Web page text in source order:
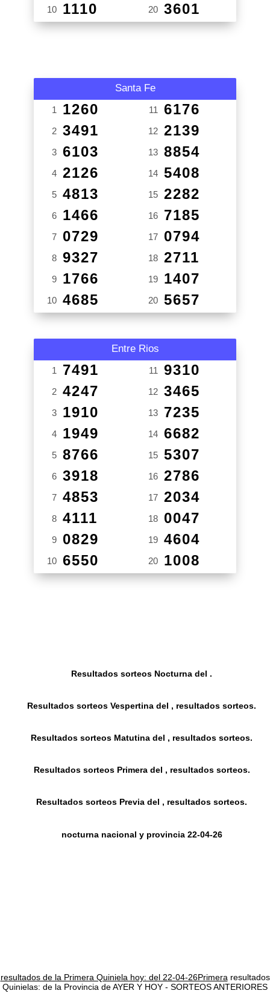
10 1110 20 3601
Santa Fe
1 1260
2 3491
3 6103
4 2126
5 4813
6 1466
7 0729
8 9327
9 1766
10 4685
11 6176
12 2139
13 8854
14 5408
15 2282
16 7185
17 0794
18 2711
19 1407
20 5657
Entre Rios
1 7491
2 4247
3 1910
4 1949
5 8766
6 3918
7 4853
8 4111
9 0829
10 6550
11 9310
12 3465
13 7235
14 6682
15 5307
16 2786
17 2034
18 0047
19 4604
20 1008
Resultados sorteos Nocturna del .
Resultados sorteos Vespertina del , resultados sorteos.
Resultados sorteos Matutina del , resultados sorteos.
Resultados sorteos Primera del , resultados sorteos.
Resultados sorteos Previa del , resultados sorteos.
nocturna nacional y provincia 22-04-26
resultados de la Primera Quiniela hoy: del 22-04-26Primera resultados
Quinielas: de la Provincia de AYER Y HOY - SORTEOS ANTERIORES